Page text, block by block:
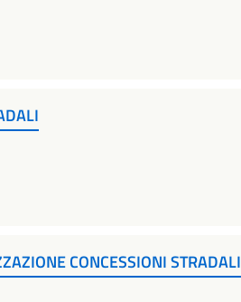
CONCESSIONI STRADALI